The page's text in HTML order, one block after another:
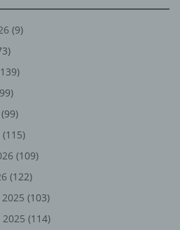
(9)
(99)
(115)
(109)
(122)
2025 (103)
(114)